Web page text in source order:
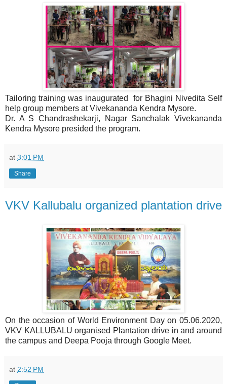
Tailoring training was inaugurated for Bhagini Nivedita Self
help group members at Vivekananda Kendra Mysore.
Dr. A S Chandrashekarji, Nagar Sanchalak Vivekananda
Kendra Mysore presided the program.
at 3:01 PM
Share
VKV Kallubalu organized plantation drive
On the occasion of World Environment Day on 05.06.2020,
VKV KALLUBALU organised Plantation drive in and around
the campus and Deepa Pooja through Google Meet.
at 2:52 PM